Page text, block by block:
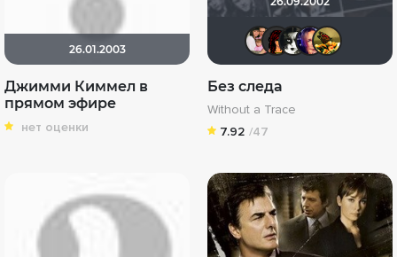
26.01.2003
Джимми Киммел в
прямом эфире
нет оценки
Без следа
Without a Trace
7.92 /47